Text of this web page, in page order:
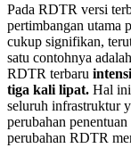
Pada RDTR versi
pertimbangan utama
cukup signifikan,
satu contohnya
RDTR terbaru
tiga kali lipat. Hal
seluruh infrastruktur
perubahan
perubahan RDTR